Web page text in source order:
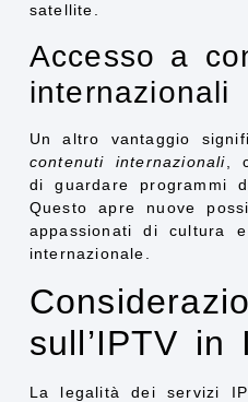
satellite.
Accesso a
internazionali
Un altro vantaggio
contenuti internazionali ,
di guardare programmi
Questo apre nuove
appassionati di cultura
internazionale.
sull’IPTV in
La legalità dei servizi